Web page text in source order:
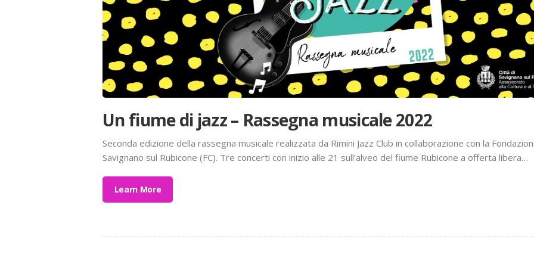
Un fiume di jazz – Rassegna musicale 2022
Seconda edizione della rassegna musicale realizzata da Rimini Jazz Club in collaborazione con la
Savignano sul Rubicone (FC). Tre concerti con inizio alle 21 sull’alveo del fiume Rubicone a offerta libera…
Learn More